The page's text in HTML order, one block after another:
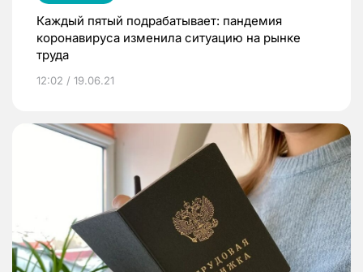
Каждый пятый подрабатывает: пандемия
коронавируса изменила ситуацию на рынке
труда
12:02 / 19.06.21